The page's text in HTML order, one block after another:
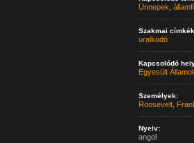
Ünnepek
Szakmai
uralkodó
Kapcsolódó
Egyesült
Személyek:
Roosevelt,
Nyelv:
angol